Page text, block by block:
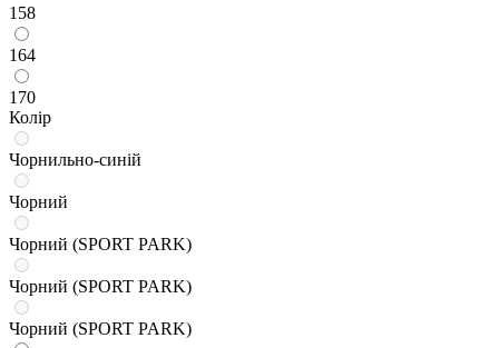
158
164
170
Колір
Чорнильно-синій
Чорний
Чорний (SPORT PARK)
Чорний (SPORT PARK)
Чорний (SPORT PARK)